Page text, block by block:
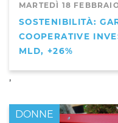
MARTEDÌ 18
SOSTENIBILITÀ:
COOPERATIVE
MLD, +26%
,
DONNE